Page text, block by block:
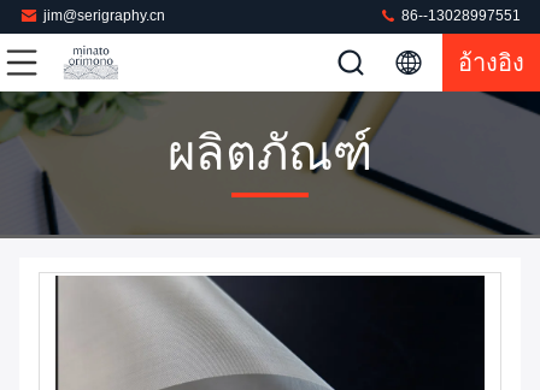
jim@serigraphy.cn 86--13028997551
อ้างอิง
ผลิตภัณฑ์